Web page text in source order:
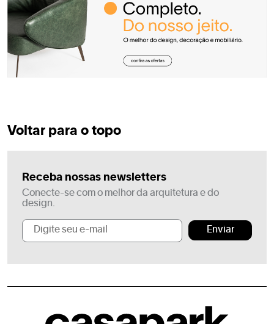
Voltar para o topo
Receba nossas newsletters
Conecte-se com o melhor da arquitetura e do
design.
Enviar